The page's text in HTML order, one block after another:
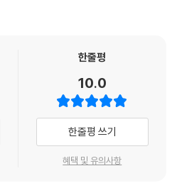
원을 벌어라
을 써야 성공한다
었다. 대한민국 최대 규모의 책쓰기, 1
힘든 처지에 있는 사람들에게 지식과
을 받았다. 기적이라고 불러도 좋을 만
겨 있다. 아주 극소수의 사람들만 깨닫
이룬 사람들이라면 알고 있을 내용이다.
이 어떻게 작용하였는지 한 편의 드라마
한줄평
10.0
한줄평 쓰기
혜택 및 유의사항